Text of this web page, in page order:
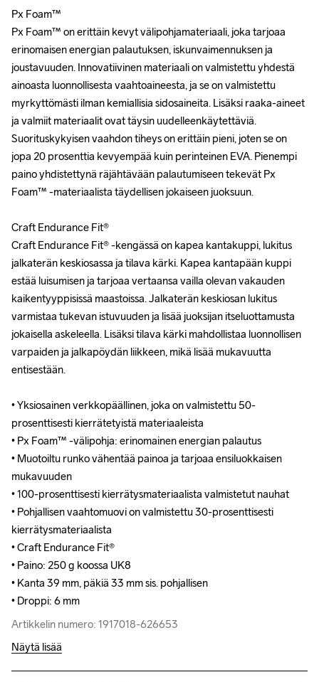
Px Foam™
Px Foam™ on erittäin kevyt välipohjamateriaali, joka tarjoaa
erinomaisen energian palautuksen, iskunvaimennuksen ja
joustavuuden. Innovatiivinen materiaali on valmistettu yhdestä
ainoasta luonnollisesta vaahtoaineesta, ja se on valmistettu
myrkyttömästi ilman kemiallisia sidosaineita. Lisäksi raaka-aineet
ja valmiit materiaalit ovat täysin uudelleenkäytettäviä.
Suorituskykyisen vaahdon tiheys on erittäin pieni, joten se on
jopa 20 prosenttia kevyempää kuin perinteinen EVA. Pienempi
paino yhdistettynä räjähtävään palautumiseen tekevät Px
Foam™ -materiaalista täydellisen jokaiseen juoksuun.
Craft Endurance Fit®
Craft Endurance Fit® -kengässä on kapea kantakuppi, lukitus
jalkaterän keskiosassa ja tilava kärki. Kapea kantapään kuppi
estää luisumisen ja tarjoaa vertaansa vailla olevan vakauden
kaikentyyppisissä maastoissa. Jalkaterän keskiosan lukitus
varmistaa tukevan istuvuuden ja lisää juoksijan itseluottamusta
jokaisella askeleella. Lisäksi tilava kärki mahdollistaa luonnollisen
varpaiden ja jalkapöydän liikkeen, mikä lisää mukavuutta
entisestään.
• Yksiosainen verkkopäällinen, joka on valmistettu 50-
prosenttisesti kierrätetyistä materiaaleista
• Px Foam™ -välipohja: erinomainen energian palautus
• Muotoiltu runko vähentää painoa ja tarjoaa ensiluokkaisen
mukavuuden
• 100-prosenttisesti kierrätysmateriaalista valmistetut nauhat
• Pohjallisen vaahtomuovi on valmistettu 30-prosenttisesti
kierrätysmateriaalista
• Craft Endurance Fit®
• Paino: 250 g koossa UK8
• Kanta 39 mm, päkiä 33 mm sis. pohjallisen
• Droppi: 6 mm
Artikkelin numero: 1917018-626653
Px Foam™
Px Foam™ on erittäin kevyt välipohjamateriaali, joka tarjoaa
erinomaisen energian palautuksen, iskunvaimennuksen ja
joustavuuden. Innovatiivinen materiaali on valmistettu yhdestä
ainoasta luonnollisesta vaahtoaineesta, ja se on valmistettu
myrkyttömästi ilman kemiallisia sidosaineita. Lisäksi raaka-aineet
ja valmiit materiaalit ovat täysin uudelleenkäytettäviä.
Suorituskykyisen vaahdon tiheys on erittäin pieni, joten se on
jopa 20 prosenttia kevyempää kuin perinteinen EVA. Pienempi
paino yhdistettynä räjähtävään palautumiseen tekevät Px
Foam™ -materiaalista täydellisen jokaiseen juoksuun.
Craft Endurance Fit®
Craft Endurance Fit® -kengässä on kapea kantakuppi, lukitus
jalkaterän keskiosassa ja tilava kärki. Kapea kantapään kuppi
estää luisumisen ja tarjoaa vertaansa vailla olevan vakauden
kaikentyyppisissä maastoissa. Jalkaterän keskiosan lukitus
varmistaa tukevan istuvuuden ja lisää juoksijan itseluottamusta
jokaisella askeleella. Lisäksi tilava kärki mahdollistaa luonnollisen
varpaiden ja jalkapöydän liikkeen, mikä lisää mukavuutta
entisestään.
• Yksiosainen verkkopäällinen, joka on valmistettu 50-
prosenttisesti kierrätetyistä materiaaleista
• Px Foam™ -välipohja: erinomainen energian palautus
• Muotoiltu runko vähentää painoa ja tarjoaa ensiluokkaisen
mukavuuden
• 100-prosenttisesti kierrätysmateriaalista valmistetut nauhat
• Pohjallisen vaahtomuovi on valmistettu 30-prosenttisesti
kierrätysmateriaalista
• Craft Endurance Fit®
• Paino: 250 g koossa UK8
• Kanta 39 mm, päkiä 33 mm sis. pohjallisen
• Droppi: 6 mm
Artikkelin numero: 1917018-626653
Näytä lisää